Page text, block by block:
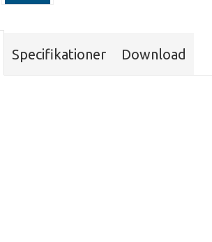
Specifikationer Download